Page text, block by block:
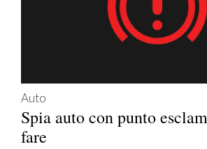
Auto
Spia auto con punto
fare